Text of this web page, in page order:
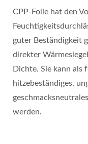
CPP-Folie hat den
guter Beständigkeit
direkter
Dichte. Sie kann als
hitzebeständiges,
werden.